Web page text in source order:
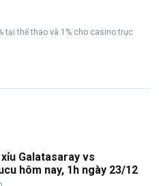
tại thể thao và 1% cho casino trực
Galatasaray vs
hôm nay, 1h ngày 23/12